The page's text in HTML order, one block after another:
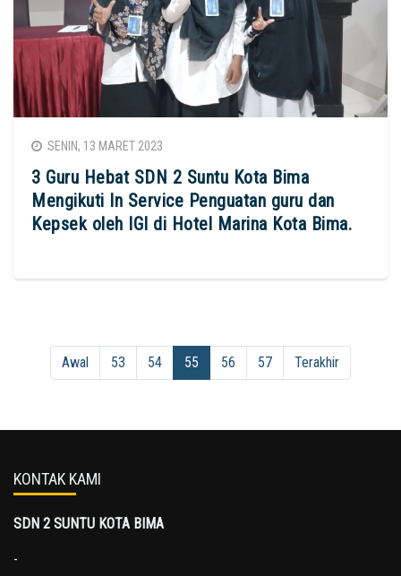
SENIN, 13 MARET 2023
3 Guru Hebat SDN 2 Suntu Kota Bima
Mengikuti In Service Penguatan guru dan
Kepsek oleh IGI di Hotel Marina Kota Bima.
Awal 53 54 55 56 57 Terakhir
KONTAK KAMI
SDN 2 SUNTU KOTA BIMA
-